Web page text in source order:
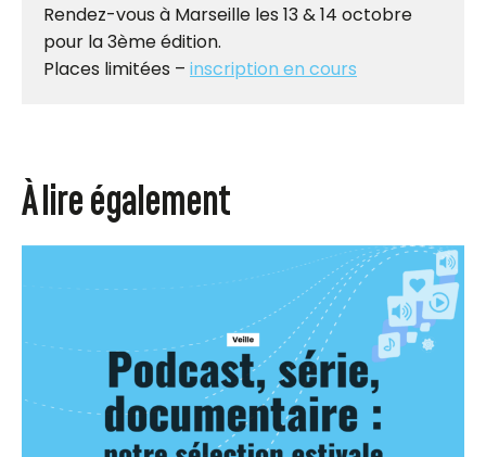
Rendez-vous à Marseille les 13 & 14 octobre
pour la 3ème édition.
Places limitées – inscription en cours
À lire également